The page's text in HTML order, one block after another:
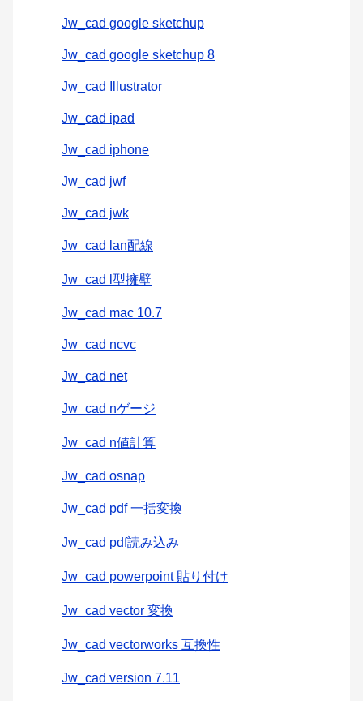
Jw_cad google sketchup
Jw_cad google sketchup 8
Jw_cad Illustrator
Jw_cad ipad
Jw_cad iphone
Jw_cad jwf
Jw_cad jwk
Jw_cad lan配線
Jw_cad l型擁壁
Jw_cad mac 10.7
Jw_cad ncvc
Jw_cad net
Jw_cad nゲージ
Jw_cad n値計算
Jw_cad osnap
Jw_cad pdf 一括変換
Jw_cad pdf読み込み
Jw_cad powerpoint 貼り付け
Jw_cad vector 変換
Jw_cad vectorworks 互換性
Jw_cad version 7.11